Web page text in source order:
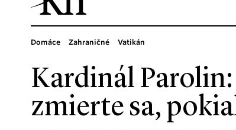
Domáce Zahraničné Vatikán
Kardinál
zmierte sa,